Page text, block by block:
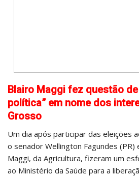
Blairo Maggi fez questão
política” em nome dos
Grosso
Um dia após participar das eleições
o senador Wellington Fagundes (PR)
Maggi, da Agricultura, fizeram um
ao Ministério da Saúde para a